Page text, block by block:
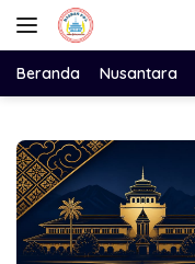
Langsung
Beranda Nusantara